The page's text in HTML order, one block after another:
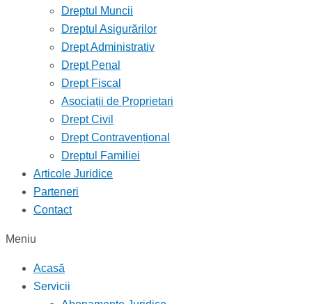
Dreptul Muncii
Dreptul Asigurărilor
Drept Administrativ
Drept Penal
Drept Fiscal
Asociații de Proprietari
Drept Civil
Drept Contravențional
Dreptul Familiei
Articole Juridice
Parteneri
Contact
Meniu
Acasă
Servicii